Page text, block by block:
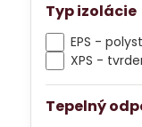
Typ izolácie
EPS -
XPS -
Tepelný